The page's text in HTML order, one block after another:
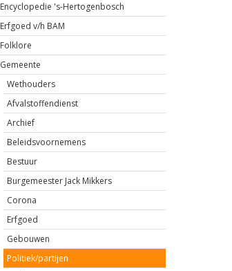
Encyclopedie 's-Hertogenbosch
Erfgoed v/h BAM
Folklore
Gemeente
Wethouders
Afvalstoffendienst
Archief
Beleidsvoornemens
Bestuur
Burgemeester Jack Mikkers
Corona
Erfgoed
Gebouwen
Politiek/partijen